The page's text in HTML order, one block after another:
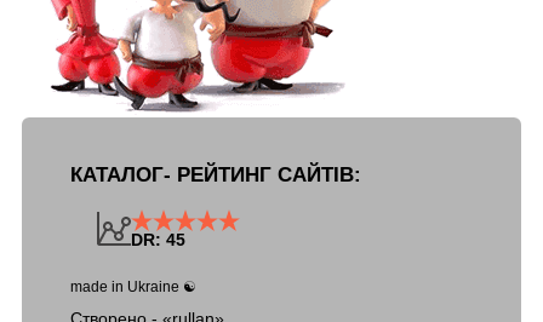
КАТАЛОГ- РЕЙТИНГ САЙТІВ:
DR: 45
made in Ukraine ☯
Створено - «rullan».